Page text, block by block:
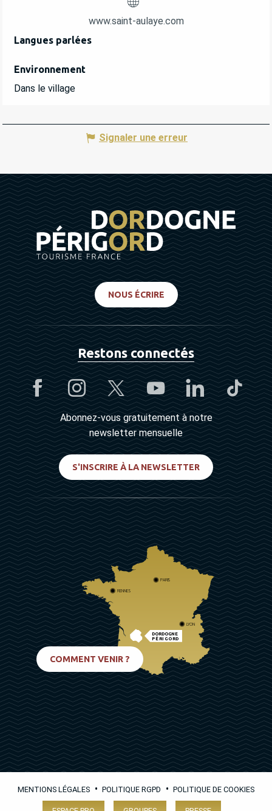
www.saint-aulaye.com
Langues parlées
Langues parlées
Environnement
Environnement
Dans le village
Signaler une erreur
NOUS ÉCRIRE
Restons connectés
Abonnez-vous gratuitement à notre
newsletter mensuelle
S'INSCRIRE À LA NEWSLETTER
DORDOGNE
PÉRIGORD
PARIS
RENNES
LYON
COMMENT VENIR ?
MENTIONS LÉGALES • POLITIQUE RGPD • POLITIQUE DE COOKIES